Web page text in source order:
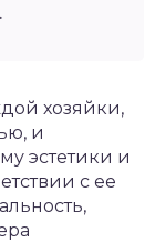
хозяйки,
и
эстетики и
с ее